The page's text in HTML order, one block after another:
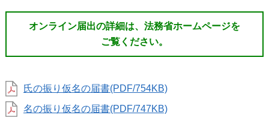
オンライン届出の詳細は、法務省ホームページを
ご覧ください。
氏の振り仮名の届書(PDF/754KB)
名の振り仮名の届書(PDF/747KB)